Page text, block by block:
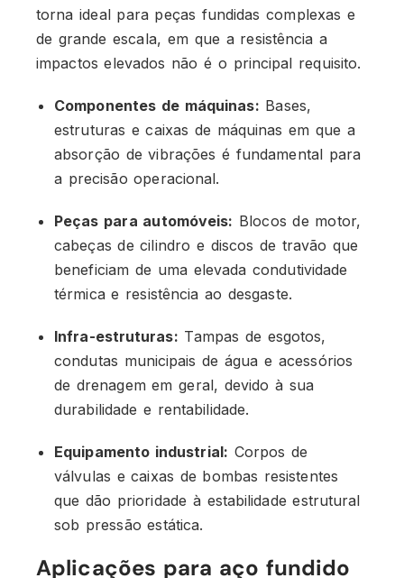
torna ideal para peças fundidas complexas e
de grande escala, em que a resistência a
impactos elevados não é o principal requisito.
Componentes de máquinas: Bases,
estruturas e caixas de máquinas em que a
absorção de vibrações é fundamental para
a precisão operacional.
Peças para automóveis: Blocos de motor,
cabeças de cilindro e discos de travão que
beneficiam de uma elevada condutividade
térmica e resistência ao desgaste.
Infra-estruturas: Tampas de esgotos,
condutas municipais de água e acessórios
de drenagem em geral, devido à sua
durabilidade e rentabilidade.
Equipamento industrial: Corpos de
válvulas e caixas de bombas resistentes
que dão prioridade à estabilidade estrutural
sob pressão estática.
Aplicações para aço fundido